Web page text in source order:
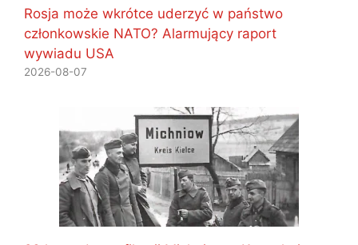
Rosja może wkrótce uderzyć w państwo
członkowskie NATO? Alarmujący raport
wywiadu USA
2026-08-07